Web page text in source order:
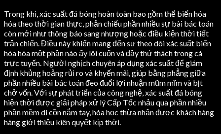
Trong khi, xác suất đá bóng hoàn toàn bao gồm thể biến hóa
hóa theo thời gian thực, phản chiếu phần nhiều sự bài bác toán
còn mới như thông báo sang nhượng hoặc điều kiện thời tiết
trận chiến. Điều này khiến mang đến sự theo dõi xác suất biến
hóa hóa một phần nào ấy lôi cuốn và đầy thử thách trong cá
trực tuyến. Người nghịch chuyên áp dụng xác suất để giám
định khủng hoảng rủi ro và khyến mãi, giúp bằng phẳng giữa
phần nhiều bài bác toán đeo đuổi lợi nhuận mũm mĩm và bịt
chở vốn. Với sự phát triển của công nghệ, xác suất đá bóng
hiện thời được giải pháp xử lý Cấp Tốc nhảu qua phần nhiều
phần mềm di cồn nắm tay, hóa học thừa nhận được khách hàng
hàng giới thiệu kiên quyết kịp thời.